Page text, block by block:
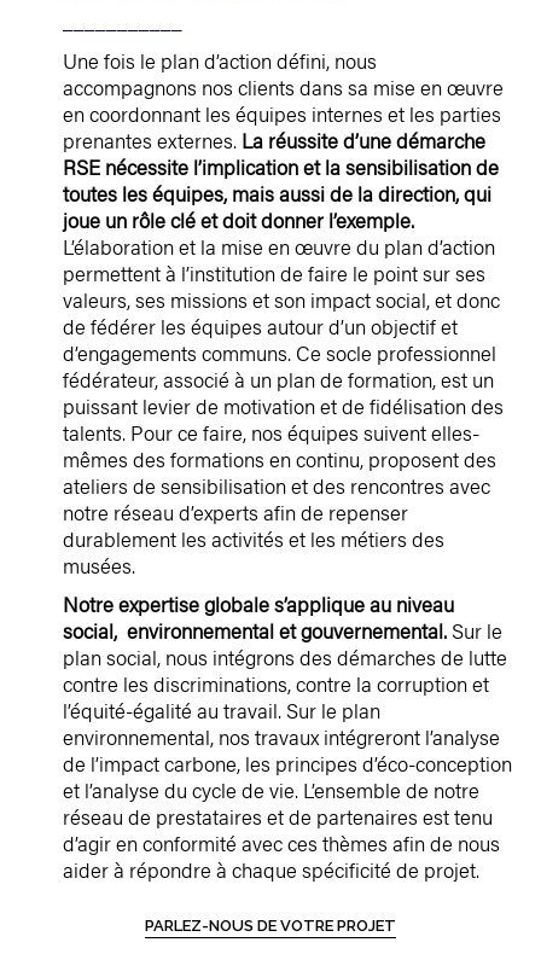
Une fois le plan d’action défini, nous
accompagnons nos clients dans sa mise en œuvre
en coordonnant les équipes internes et les parties
prenantes externes. La réussite d’une démarche
RSE nécessite l’implication et la sensibilisation de
toutes les équipes, mais aussi de la direction, qui
joue un rôle clé et doit donner l’exemple.
L’élaboration et la mise en œuvre du plan d’action
permettent à l’institution de faire le point sur ses
valeurs, ses missions et son impact social, et donc
de fédérer les équipes autour d’un objectif et
d’engagements communs. Ce socle professionnel
fédérateur, associé à un plan de formation, est un
puissant levier de motivation et de fidélisation des
talents. Pour ce faire, nos équipes suivent elles-
mêmes des formations en continu, proposent des
ateliers de sensibilisation et des rencontres avec
notre réseau d’experts afin de repenser
durablement les activités et les métiers des
musées.
Notre expertise globale s’applique au niveau
social, environnemental et gouvernemental. Sur le
plan social, nous intégrons des démarches de lutte
contre les discriminations, contre la corruption et
l’équité-égalité au travail. Sur le plan
environnemental, nos travaux intégreront l’analyse
de l’impact carbone, les principes d’éco-conception
et l’analyse du cycle de vie. L’ensemble de notre
réseau de prestataires et de partenaires est tenu
d’agir en conformité avec ces thèmes afin de nous
aider à répondre à chaque spécificité de projet.
PARLEZ-NOUS DE VOTRE PROJET